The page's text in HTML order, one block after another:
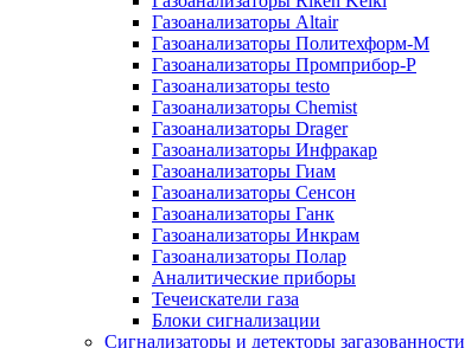
Газоанализаторы Altair
Газоанализаторы Политехформ-М
Газоанализаторы Промприбор-Р
Газоанализаторы testo
Газоанализаторы Chemist
Газоанализаторы Drager
Газоанализаторы Инфракар
Газоанализаторы Гиам
Газоанализаторы Сенсон
Газоанализаторы Ганк
Газоанализаторы Инкрам
Газоанализаторы Полар
Аналитические приборы
Течеискатели газа
Блоки сигнализации
Сигнализаторы и детекторы загазованности